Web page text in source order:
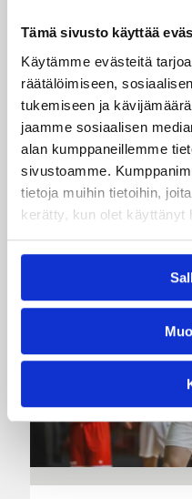
Tämä sivusto käyttää
Käytämme evästeitä
räätälöimiseen,
tukemiseen ja
jaamme sosiaalisen
alan kumppaneillemme
sivustoamme.
tietoja muihin tietoihin,
kerätty, kun olet käyttänyt
ja kaksi
WNBA:ssa Dallas
Golden State
loppulukemin 94-76
vaihdoissa
neljä pistettä, yhden
torjuntaa.